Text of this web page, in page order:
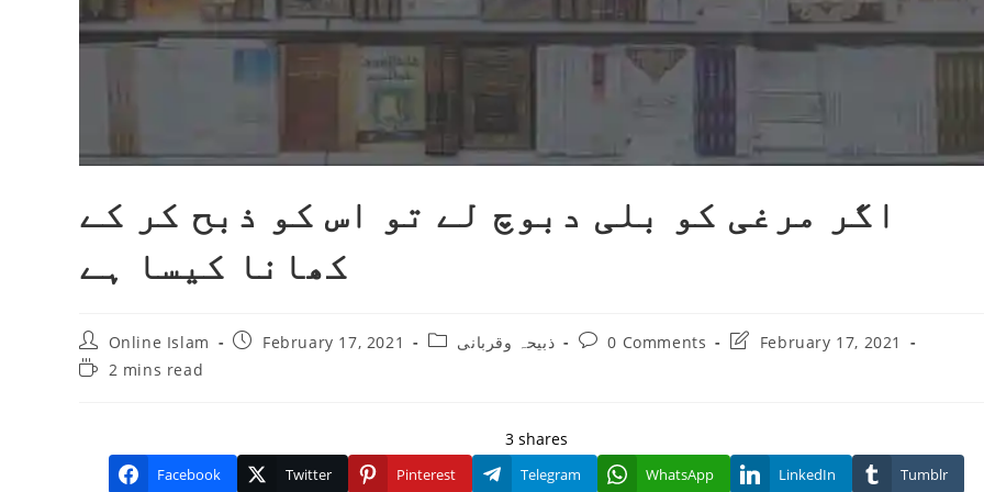
اگر مرغی کو بلی دبوچ لے تو اس کو ذبح کر کے
کھانا کیسا ہے
Post
author:
Online Islam
PostFebruary 17, 2021
Postذبیحہ وقربانی
Post0 Comments
PostFebruary 17, 2021
Reading2 mins read
3 shares
Facebook Twitter Pinterest Telegram WhatsApp LinkedIn Tumblr